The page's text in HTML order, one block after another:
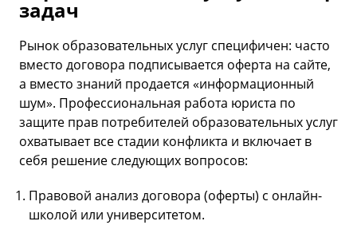
задач
Рынок образовательных услуг специфичен: часто
вместо договора подписывается оферта на сайте,
а вместо знаний продается «информационный
шум». Профессиональная работа юриста по
защите прав потребителей образовательных услуг
охватывает все стадии конфликта и включает в
себя решение следующих вопросов:
Правовой анализ договора (оферты) с онлайн-
школой или университетом.